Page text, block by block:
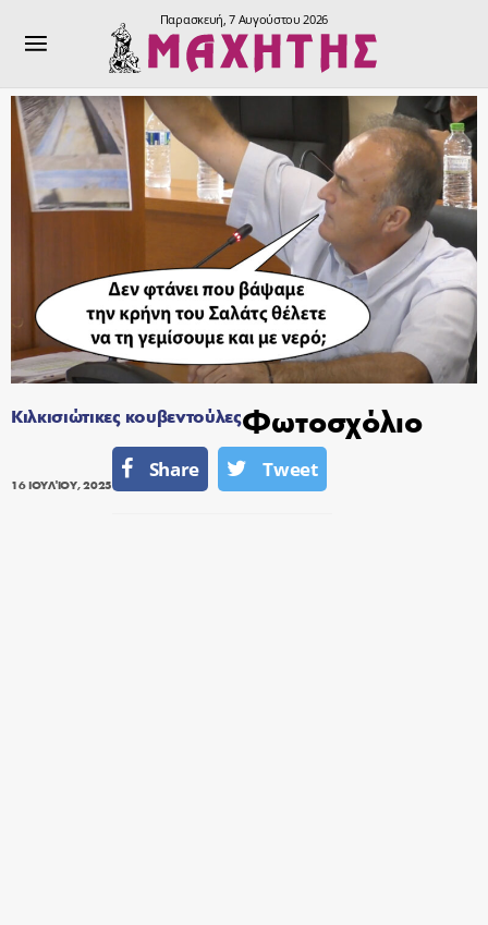
Παρασκευή, 7 Αυγούστου 2026
Κιλκισιώτικες κουβεντούλεςΦωτοσχόλιο
16 ΙΟΥΛΊΟΥ, 2025
Share Tweet